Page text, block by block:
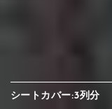
シートカバー:3列分